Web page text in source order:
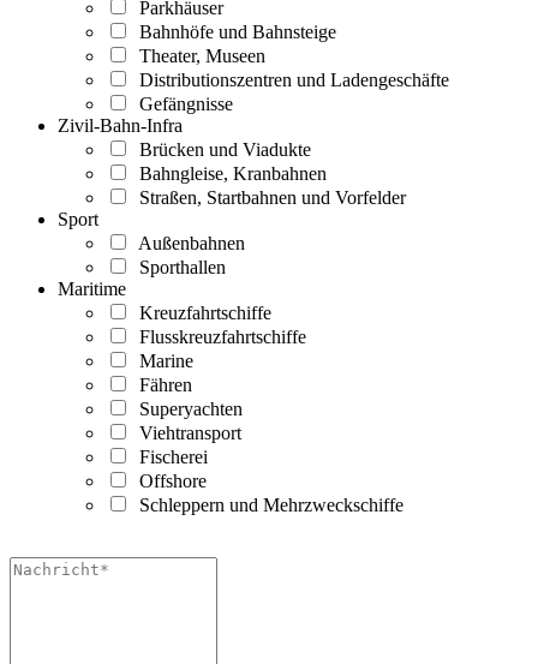
Parkhäuser
Bahnhöfe und Bahnsteige
Theater, Museen
Distributionszentren und Ladengeschäfte
Gefängnisse
Zivil-Bahn-Infra
Brücken und Viadukte
Bahngleise, Kranbahnen
Straßen, Startbahnen und Vorfelder
Sport
Außenbahnen
Sporthallen
Maritime
Kreuzfahrtschiffe
Flusskreuzfahrtschiffe
Marine
Fähren
Superyachten
Viehtransport
Fischerei
Offshore
Schleppern und Mehrzweckschiffe